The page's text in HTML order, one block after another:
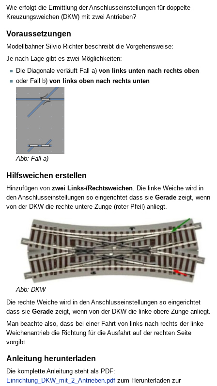
Wie erfolgt die Ermittlung der Anschlusseinstellungen für doppelte
Kreuzungsweichen (DKW) mit zwei Antrieben?
Voraussetzungen
Modellbahner Silvio Richter beschreibt die Vorgehensweise:
Je nach Lage gibt es zwei Möglichkeiten:
Die Diagonale verläuft Fall a) von links unten nach rechts oben
oder Fall b) von links oben nach rechts unten
Abb: Fall a)
Hilfsweichen erstellen
Hinzufügen von zwei Links-/Rechtsweichen. Die linke Weiche wird in
den Anschlusseinstellungen so eingerichtet dass sie Geradezeigt, wenn
von der DKW die rechte untere Zunge (roter Pfeil) anliegt.
Abb: DKW
Die rechte Weiche wird in den Anschlusseinstellungen so eingerichtet
dass sie Geradezeigt, wenn von der DKW die linke obere Zunge anliegt.
Man beachte also, dass bei einer Fahrt von links nach rechts der linke
Weichenantrieb die Richtung für die Ausfahrt auf der rechten Seite
vorgibt.
Anleitung herunterladen
Die komplette Anleitung steht als PDF:
Einrichtung_DKW_mit_2_Antrieben.pdfzum Herunterladen zur